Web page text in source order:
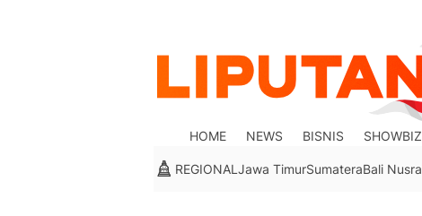
HOME NEWS BISNIS SHOWBIZ
REGIONAL Jawa TimurSumateraBali Nusra